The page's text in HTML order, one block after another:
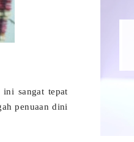
sangat tepat
penuaan dini